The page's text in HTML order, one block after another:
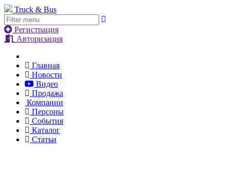
Truck & Bus
Регистрация
Авторизация
Главная
Новости
Видео
Продажа
Компании
Персоны
События
Каталог
Статьи